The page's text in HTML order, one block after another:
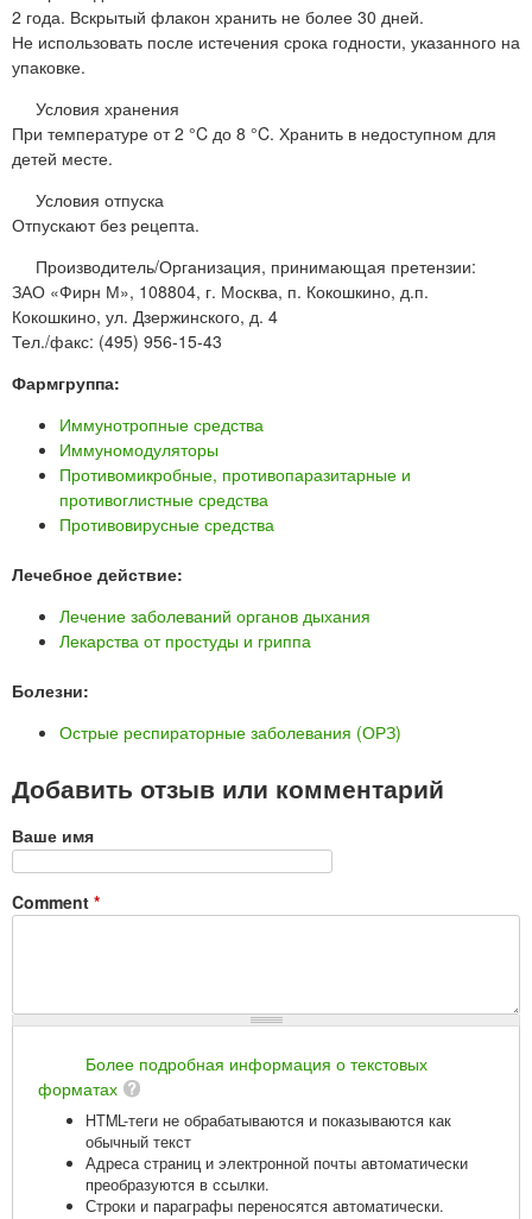
2 года. Вскрытый флакон хранить не более 30 дней.
Не использовать после истечения срока годности, указанного на
упаковке.
Условия хранения
При температуре от 2 °C до 8 °C. Хранить в недоступном для
детей месте.
Условия отпуска
Отпускают без рецепта.
Производитель/Организация, принимающая претензии:
ЗАО «Фирн М», 108804, г. Москва, п. Кокошкино, д.п.
Кокошкино, ул. Дзержинского, д. 4
Тел./факс: (495) 956-15-43
Фармгруппа:
Иммунотропные средства
Иммуномодуляторы
Противомикробные, противопаразитарные и
противоглистные средства
Противовирусные средства
Лечебное действие:
Лечение заболеваний органов дыхания
Лекарства от простуды и гриппа
Болезни:
Острые респираторные заболевания (ОРЗ)
Добавить отзыв или комментарий
Ваше имя
Comment *
Более подробная информация о текстовых
форматах
HTML-теги не обрабатываются и показываются как
обычный текст
Адреса страниц и электронной почты автоматически
преобразуются в ссылки.
Строки и параграфы переносятся автоматически.